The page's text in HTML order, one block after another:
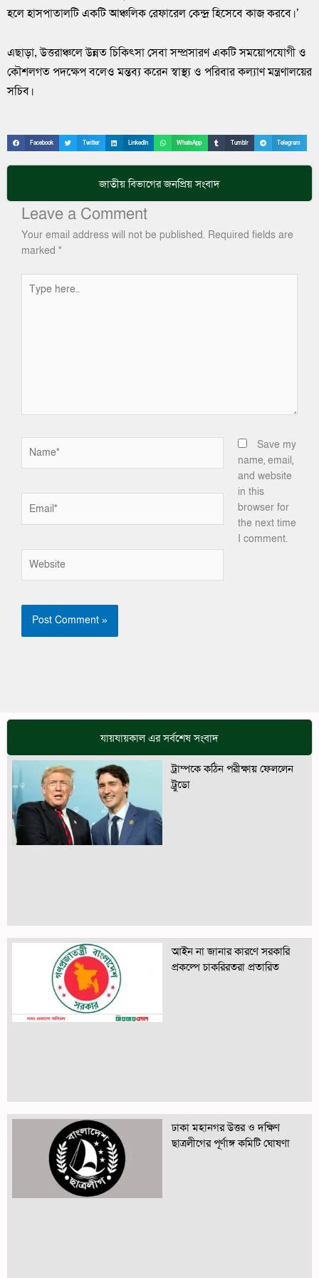
হলে হাসপাতালটি একটি আঞ্চলিক রেফারেল কেন্দ্র হিসেবে কাজ করবে।’
এছাড়া, উত্তরাঞ্চলে উন্নত চিকিৎসা সেবা সম্প্রসারণ একটি সময়োপযোগী ও
কৌশলগত পদক্ষেপ বলেও মন্তব্য করেন স্বাস্থ্য ও পরিবার কল্যাণ মন্ত্রণালয়ের
সচিব।
Facebook Twitter LinkedIn WhatsApp Tumblr Telegram
জাতীয়বিভাগের জনপ্রিয় সংবাদ
Leave a Comment
Your email address will not be published. Required fields are
marked *
here..
Save my
name, email,
and website
in this
browser for
the next time
I comment.
যায়যায়কাল এর সর্বশেষ সংবাদ
ট্রাম্পকে কঠিন পরীক্ষায় ফেললেন
ট্রুডো
আইন না জানার কারণে সরকারি
প্রকল্পে চাকরিরতরা প্রতারিত
ঢাকা মহানগর উত্তর ও দক্ষিণ
ছাত্রলীগের পূর্ণাঙ্গ কমিটি ঘোষণা